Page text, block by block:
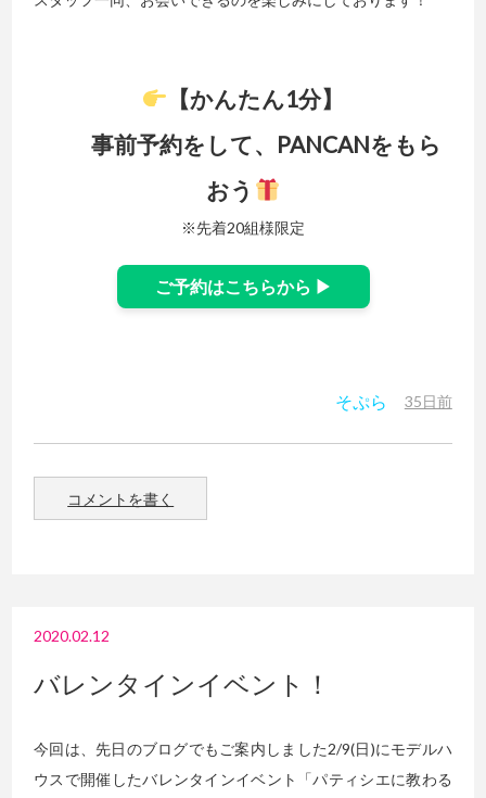
【かんたん1分】
事前予約をして、PANCANをもら
おう
※先着20組様限定
ご予約はこちらから ▶
そぷら 35日前
コメントを書く
2020.02.12
バレンタインイベント！
今回は、先日のブログでもご案内しました2/9(日)にモデルハ
ウスで開催したバレンタインイベント「パティシエに教わる